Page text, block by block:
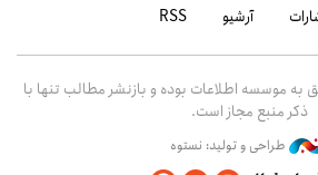
آرشیو RSS
موسسه اطلاعات بوده و بازنشر مطالب تنها با
ذکر منبع مجاز است.
طراحی و تولید: نستوه